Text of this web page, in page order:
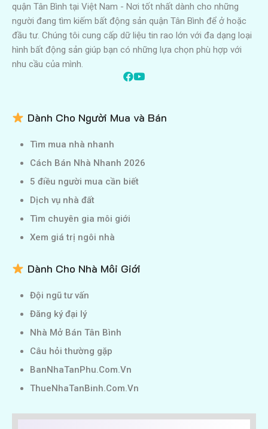
quận Tân Bình tại Việt Nam - Nơi tốt nhất dành cho những
người đang tìm kiếm bất động sản quận Tân Bình để ở hoặc
đầu tư. Chúng tôi cung cấp dữ liệu tin rao lớn với đa dạng loại
hình bất động sản giúp bạn có những lựa chọn phù hợp với
nhu cầu của mình.
Dành Cho Người Mua và Bán
Tìm mua nhà nhanh
Cách Bán Nhà Nhanh 2026
5 điều người mua cần biết
Dịch vụ nhà đất
Tìm chuyên gia môi giới
Xem giá trị ngôi nhà
Dành Cho Nhà Môi Giới
Đội ngũ tư vấn
Đăng ký đại lý
Nhà Mở Bán Tân Bình
Câu hỏi thường gặp
BanNhaTanPhu.Com.Vn
ThueNhaTanBinh.Com.Vn